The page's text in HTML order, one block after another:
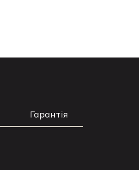
Гарантія